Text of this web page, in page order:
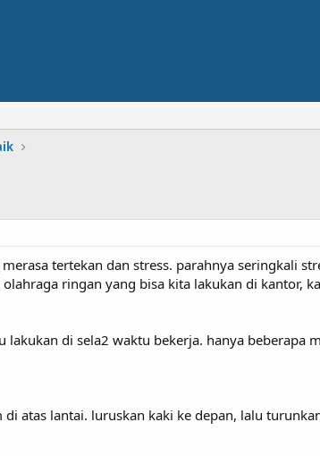
tertekan dan stress. parahnya seringkali
ringan yang bisa kita lakukan di kantor,
di sela2 waktu bekerja. hanya beberapa
atas lantai. luruskan kaki ke depan, lalu